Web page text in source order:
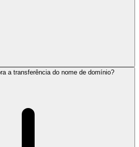
a transferência do nome de domínio?